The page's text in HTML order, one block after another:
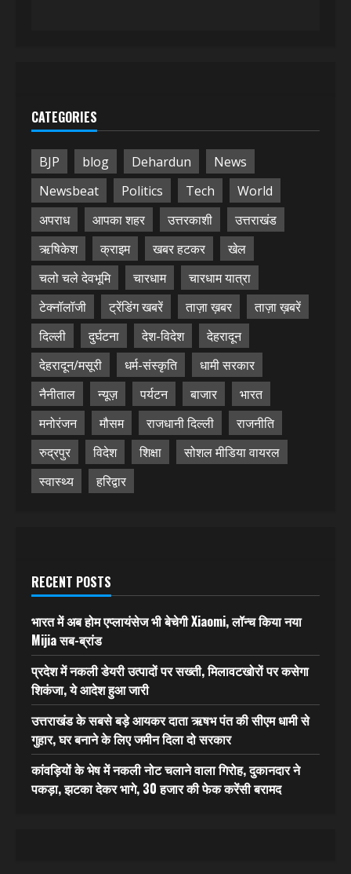
CATEGORIES
BJP blog Dehardun
News
Newsbeat
Politics Tech
World
अपराध
आपका शहर उत्तरकाशी
उत्तराखंड
ऋषिकेश
क्राइम खबर हटकर
खेल
चलो चले देवभूमि
चारधाम
चारधाम यात्रा
टेक्नॉलॉजी
ट्रेंडिंग खबरें ताज़ा ख़बर
ताज़ा ख़बरें
दिल्ली
दुर्घटना देश-विदेश
देहरादून
देहरादून/मसूरी
धर्म-संस्कृति
धामी सरकार
नैनीताल
न्यूज़ पर्यटन बाजार
भारत
मनोरंजन
मौसम राजधानी दिल्ली
राजनीति
रुद्रपुर
विदेश शिक्षा
सोशल मीडिया वायरल
स्वास्थ्य
हरिद्वार
RECENT POSTS
भारत में अब होम एप्लायंसेज भी बेचेगी Xiaomi, लॉन्च किया नया
Mijia सब-ब्रांड
प्रदेश में नकली डेयरी उत्पादों पर सख्ती, मिलावटखोरों पर कसेगा
शिकंजा, ये आदेश हुआ जारी
उत्तराखंड के सबसे बड़े आयकर दाता ऋषभ पंत की सीएम धामी से
गुहार, घर बनाने के लिए जमीन दिला दो सरकार
कांवड़ियों के भेष में नकली नोट चलाने वाला गिरोह, दुकानदार ने
पकड़ा, झटका देकर भागे, 30 हजार की फेक करेंसी बरामद